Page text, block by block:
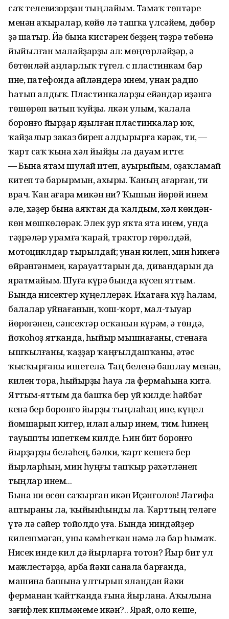
саҡ телевизорҙан тыңлайым. Тамаҡ төптәре
менән аҡыралар, көйө лә ташҡа үлсәйем, дөбөр
ҙә шатыр. Йә бына кистәрен беҙҙең тәҙрә төбөнә
йыйылған малайҙарҙы ал: мөңгөрләйҙәр, ә
бөтөнләй аңларлыҡ түгел. Өс пластинкам бар
ине, патефонда әйләндерә инем, унан радио
һатып алдыҡ. Пластинкаларҙы ейәндәр иҙәнгә
төшөрөп ватып ҡуйҙы. Өлкән улым, ҡалала
боронғо йырҙар яҙылған пластинкалар юҡ,
ҡайҙалыр заказ биреп алдырырға кәрәк, ти, —
ҡарт саҡ ҡына хәл йыйҙы ла дауам итте:
— Бына ятам шулай итеп, ауырыйым, оҙаҡламай
китеп тә барырмын, ахыры. Ҡаның ағарған, ти
врач. Ҡан ағара микән ни? Ҡышын йөрөй инем
әле, хәҙер бына аяҡтан да ҡалдым, хәл көндән-
көн мөшкөлөрәк. Элек ҙур яҡта ята инем, унда
тәҙрәләр урамға ҡарай, трактор гөрөлдәй,
мотоциклдар тырылдай; унан килеп, мин һикегә
өйрәнгәнмен, карауаттарын да, дивандарын да
яратмайым. Шуға күрә бында күсеп яттым.
Бында нисектер күңеллерәк. Ихатаға күҙ һалам,
балалар уйнағанын, ҡош-ҡорт, мал-тыуар
йөрөгәнен, сәпсектәр осҡанын күрәм, ә төндә,
йоҡоһоҙ ятҡанда, һыйыр мышнағаны, стенаға
ышҡылғаны, ҡаҙҙар ҡаңғылдашҡаны, әтәс
ҡысҡырғаны ишетелә. Таң беленә башлау менән,
килен тора, һыйырҙы һауа ла фермаһына китә.
Яттым-яттым да башҡа бер уй килде: һәйбәт
кенә бер боронғо йырҙы тыңлаһаң ине, күңел
йомшарып китер, илап алыр инем, тим. һинең
тауышты ишеткем килде. Һин бит боронғо
йырҙарҙы беләһең, бәлки, ҡарт кешегә бер
йырларһың, мин һуңғы тапҡыр рәхәтләнеп
тыңлар инем...
Бына ни өсөн саҡырған икән Иҫәнғолов! Латифа
аптыраны ла, ҡыйынһынды ла. Ҡарттың теләге
үтә лә сәйер тойолдо уға. Бында ниндәйҙер
килешмәгән, уны кәмһеткән нәмә лә бар һымаҡ.
Нисек инде кил дә йырларға тотон? Йыр бит ул
мәжлестәрҙә, арба йәки санала барғанда,
машина башына ултырып яландан йәки
ферманан ҡайтҡанда ғына йырлана. Аҡылына
зәғифлек килмәнеме икән?.. Ярай, оло кеше,